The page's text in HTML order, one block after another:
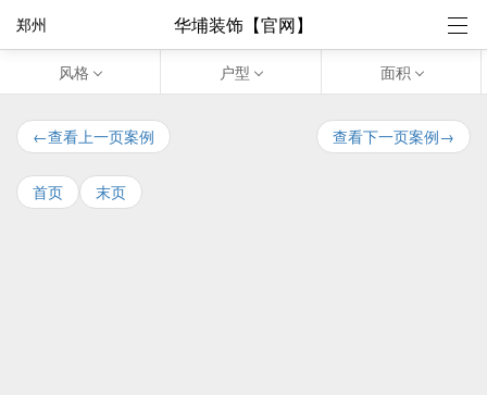
华埔装饰【官网】
郑州
风格 户型 面积
←查看上一页案例 查看下一页案例→
首页 末页